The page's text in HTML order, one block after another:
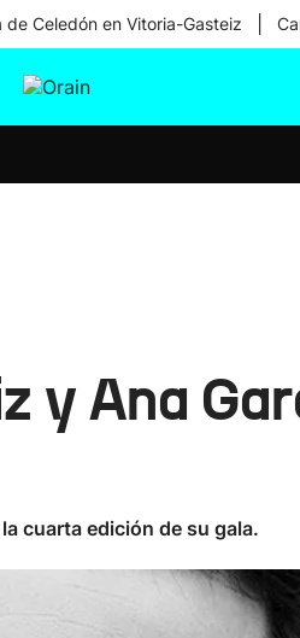
de Celedón en Vitoria-Gasteiz
y Ana
cuarta edición de su gala.